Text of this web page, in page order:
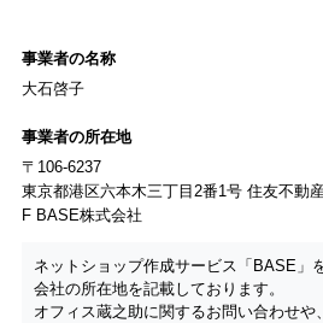
事業者の名称
大石啓子
事業者の所在地
〒106-6237
東京都港区六本木三丁目2番1号 住友不動
F BASE株式会社
ネットショップ作成サービス「BASE」
会社の所在地を記載しております。
オフィス蔵之助に関するお問い合わせや